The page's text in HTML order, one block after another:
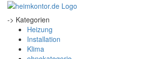
-> Kategorien
Heizung
Installation
Klima